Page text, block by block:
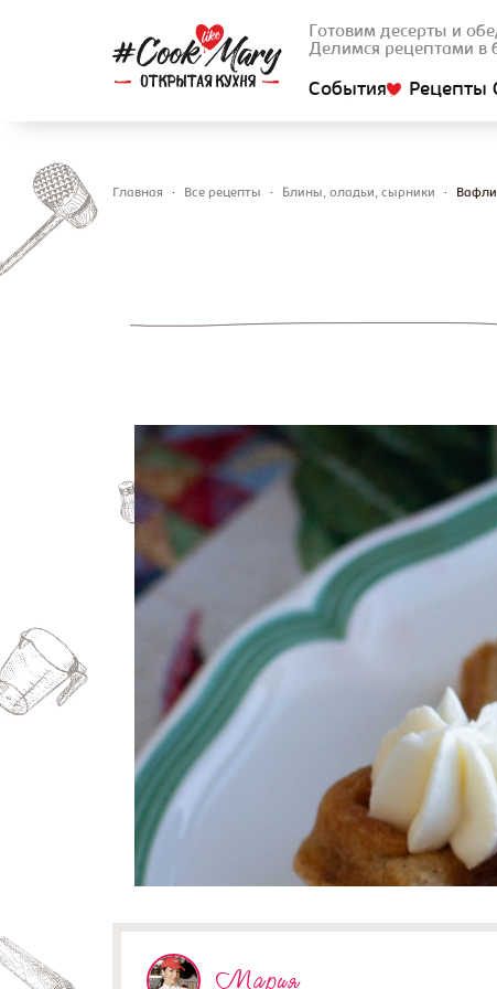
Готовим десерты и
Делимся рецептами в
События Рецепты
Главная • Все рецепты • Блины, оладьи, сырники • Вафли
Мария